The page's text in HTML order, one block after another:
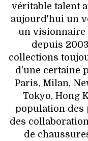
véritable talent
aujourd'hui un
un visionnaire
depuis
collections
d'une certaine
Paris, Milan,
Tokyo, Hong
population des
des
de